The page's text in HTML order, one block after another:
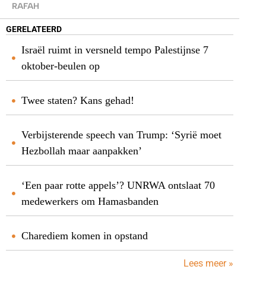
RAFAH
GERELATEERD
Israël ruimt in versneld tempo Palestijnse 7
oktober-beulen op
Twee staten? Kans gehad!
Verbijsterende speech van Trump: ‘Syrië moet
Hezbollah maar aanpakken’
‘Een paar rotte appels’? UNRWA ontslaat 70
medewerkers om Hamasbanden
Charediem komen in opstand
Lees meer »